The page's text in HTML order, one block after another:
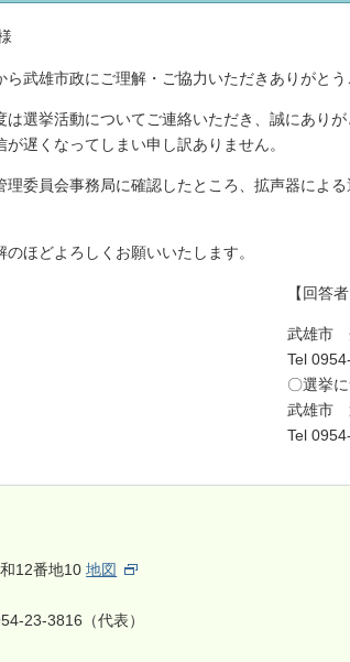
ら武雄市政にご理解・ご協力いただきありがとう
は選挙活動についてご連絡いただき、誠にありが
が遅くなってしまい申し訳ありません。
理委員会事務局に確認したところ、拡声器によ
のほどよろしくお願いいたします。
【回答者
武雄市
Tel
〇選挙
武雄市
Tel
12番地10地図
23-3816（代表）